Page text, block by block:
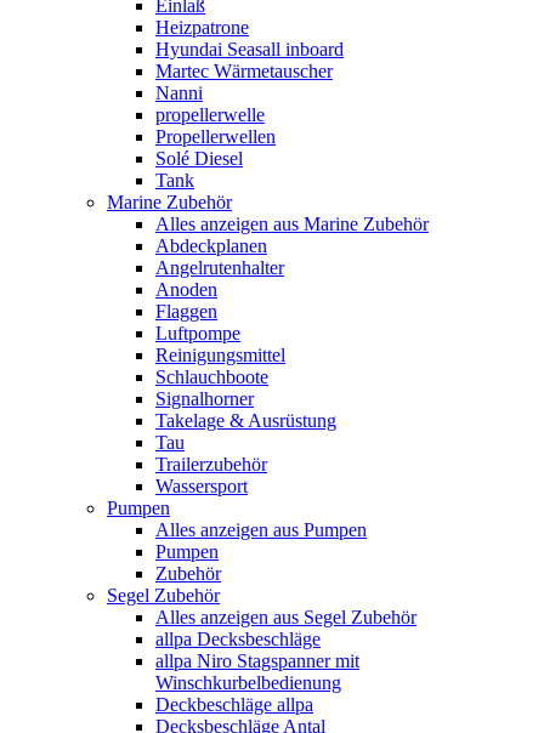
Einlaß
Heizpatrone
Hyundai Seasall inboard
Martec Wärmetauscher
Nanni
propellerwelle
Propellerwellen
Solé Diesel
Tank
Marine Zubehör
Alles anzeigen aus Marine Zubehör
Abdeckplanen
Angelrutenhalter
Anoden
Flaggen
Luftpompe
Reinigungsmittel
Schlauchboote
Signalhorner
Takelage & Ausrüstung
Tau
Trailerzubehör
Wassersport
Pumpen
Alles anzeigen aus Pumpen
Pumpen
Zubehör
Segel Zubehör
Alles anzeigen aus Segel Zubehör
allpa Decksbeschläge
allpa Niro Stagspanner mit
Winschkurbelbedienung
Deckbeschläge allpa
Decksbeschläge Antal